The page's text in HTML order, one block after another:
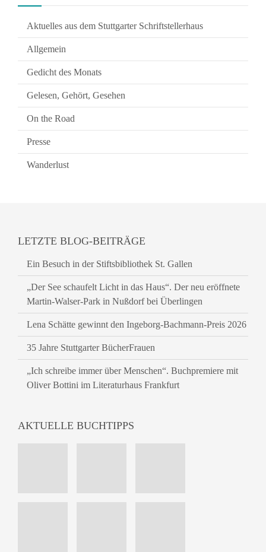
Aktuelles aus dem Stuttgarter Schriftstellerhaus
Allgemein
Gedicht des Monats
Gelesen, Gehört, Gesehen
On the Road
Presse
Wanderlust
LETZTE BLOG-BEITRÄGE
Ein Besuch in der Stiftsbibliothek St. Gallen
„Der See schaufelt Licht in das Haus“. Der neu eröffnete
Martin-Walser-Park in Nußdorf bei Überlingen
Lena Schätte gewinnt den Ingeborg-Bachmann-Preis 2026
35 Jahre Stuttgarter BücherFrauen
„Ich schreibe immer über Menschen“. Buchpremiere mit
Oliver Bottini im Literaturhaus Frankfurt
AKTUELLE BUCHTIPPS